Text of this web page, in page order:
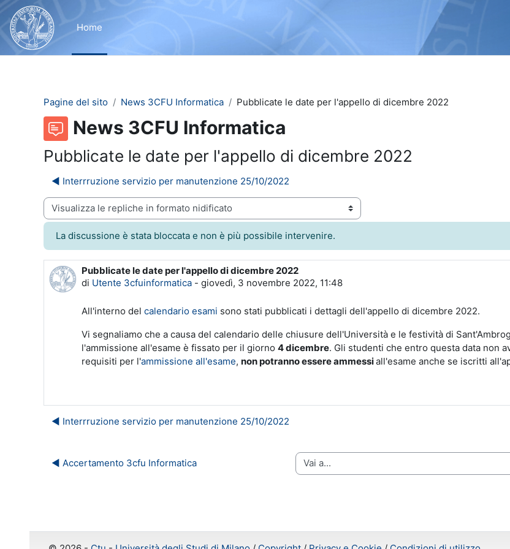
Vai al contenuto principale
Home
Pagine del sito News 3CFU Informatica Pubblicate le date per l'appello di dicembre 2022
News 3CFU Informatica
Pubblicate le date per l'appello di dicembre 2022
◀︎ Interrruzione servizio per manutenzione 25/10/2022
visualizzazione
La discussione è stata bloccata e non è più possibile intervenire.
Pubblicate le date per l'appello di dicembre 2022
di Utente 3cfuinformatica - giovedì, 3 novembre 2022, 11:48
Numero di risposte: 0
All'interno del calendario esami sono stati pubblicati i dettagli dell'appello di dicembre 2022.
Vi segnaliamo che a causa del calendario delle chiusure dell'Università e le festività di
l'ammissione all'esame è fissato per il giorno 4 dicembre. Gli studenti che entro questa data non
requisiti per l'ammissione all'esame, non potranno essere ammessiall'esame anche se iscritti
◀︎ Interrruzione servizio per manutenzione 25/10/2022
◀︎ Accertamento 3cfu Informatica Vai a...